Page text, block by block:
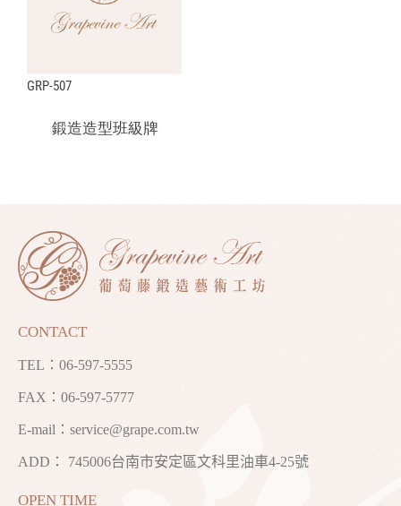
GRP-507
鍛造造型班級牌
CONTACT
TEL： 06-597-5555
FAX：06-597-5777
E-mail： service@grape.com.tw
ADD： 745006台南市安定區文科里油車4-25號
OPEN TIME